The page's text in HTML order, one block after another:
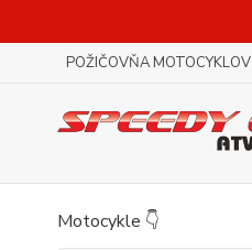
POŽIČOVŇA MOTOCYKLOV
Motocykle 👇